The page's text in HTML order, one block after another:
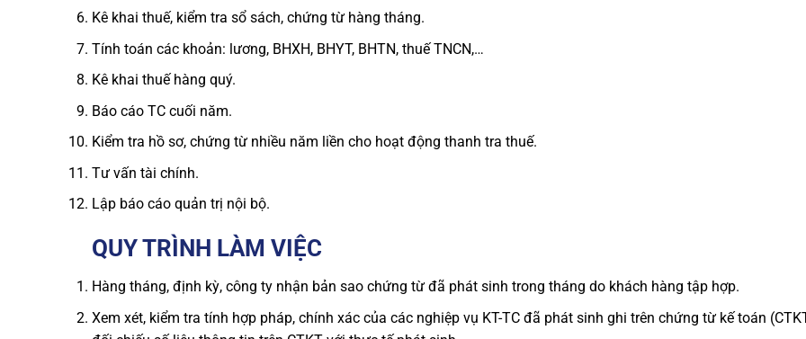
Kê khai thuế, kiểm tra sổ sách, chứng từ hàng tháng.
Tính toán các khoản: lương, BHXH, BHYT, BHTN, thuế TNCN,…
Kê khai thuế hàng quý.
Báo cáo TC cuối năm.
Kiểm tra hồ sơ, chứng từ nhiều năm liền cho hoạt động thanh tra thuế.
Tư vấn tài chính.
Lập báo cáo quản trị nội bộ.
QUY TRÌNH LÀM VIỆC
Hàng tháng, định kỳ, công ty nhận bản sao chứng từ đã phát sinh trong tháng do khách hàng tập hợp.
Xem xét, kiểm tra tính hợp pháp, chính xác của các nghiệp vụ KT-TC đã phát sinh ghi trên chứng từ kế toán